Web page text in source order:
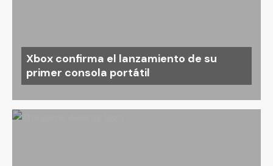
Xbox confirma el lanzamiento de su
primer consola portátil